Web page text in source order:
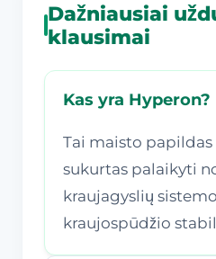
Dažniausiai
klausimai
Kas yra Hyperon?
Tai maisto papildas
sukurtas palaikyti
kraujagyslių
kraujospūdžio